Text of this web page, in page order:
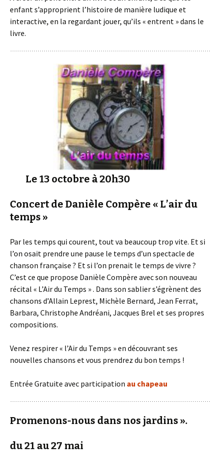
enfant s’approprient l’histoire de manière ludique et
interactive, en la regardant jouer, qu’ils « entrent » dans le
livre.
Le 13 octobre à 20h30
Concert de Danièle Compère « L’air du
temps »
Par les temps qui courent, tout va beaucoup trop vite. Et si
l’on osait prendre une pause le temps d’un spectacle de
chanson française ? Et si l’on prenait le temps de vivre ?
C’est ce que propose Danièle Compère avec son nouveau
récital « L’Air du Temps » . Dans son sablier s’égrènent des
chansons d’Allain Leprest, Michèle Bernard, Jean Ferrat,
Barbara, Christophe Andréani, Jacques Brel et ses propres
compositions.
Venez respirer « l’Air du Temps » en découvrant ses
nouvelles chansons et vous prendrez du bon temps !
Entrée Gratuite avec participation au chapeau
Promenons-nous dans nos jardins ».
du 21 au 27 mai